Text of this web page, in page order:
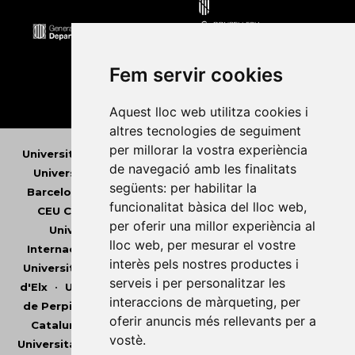
Fem servir cookies
Aquest lloc web utilitza cookies i
altres tecnologies de seguiment
per millorar la vostra experiència
de navegació amb les finalitats
següents: per habilitar la
funcionalitat bàsica del lloc web,
per oferir una millor experiència al
lloc web, per mesurar el vostre
interès pels nostres productes i
serveis i per personalitzar les
interaccions de màrqueting, per
oferir anuncis més rellevants per a
vostè.
Universitat Abat Oliba CEU • Universitat d'Alacant
Universitat d'Andorra•Universitat Autònoma de
Barcelona
Universitat de Barcelona •
CEU Cardenal Herrera•Universitat de Girona•
Universitat de les Illes Balears•Universitat
Internacional de Catalunya•Universitat Jaume I
Universitat de Lleida•Universitat Miguel Hernández
d'Elx• Universitat Oberta de Catalunya•Universitat
de Perpinyà Via Domitia•Universitat Politècnica de
Catalunya
Universitat Politècnica de València •
Universitat Pompeu Fabra